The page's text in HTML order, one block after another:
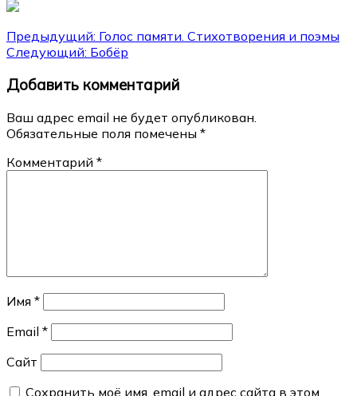
Навигация
по
записям
Предыдущий: Голос памяти. Стихотворения и поэмы
Следующий: Бобёр
Добавить комментарий
Ваш адрес email не будет опубликован.
Обязательные поля помечены *
Комментарий *
Имя *
Email *
Сайт
Сохранить моё имя, email и адрес сайта в этом